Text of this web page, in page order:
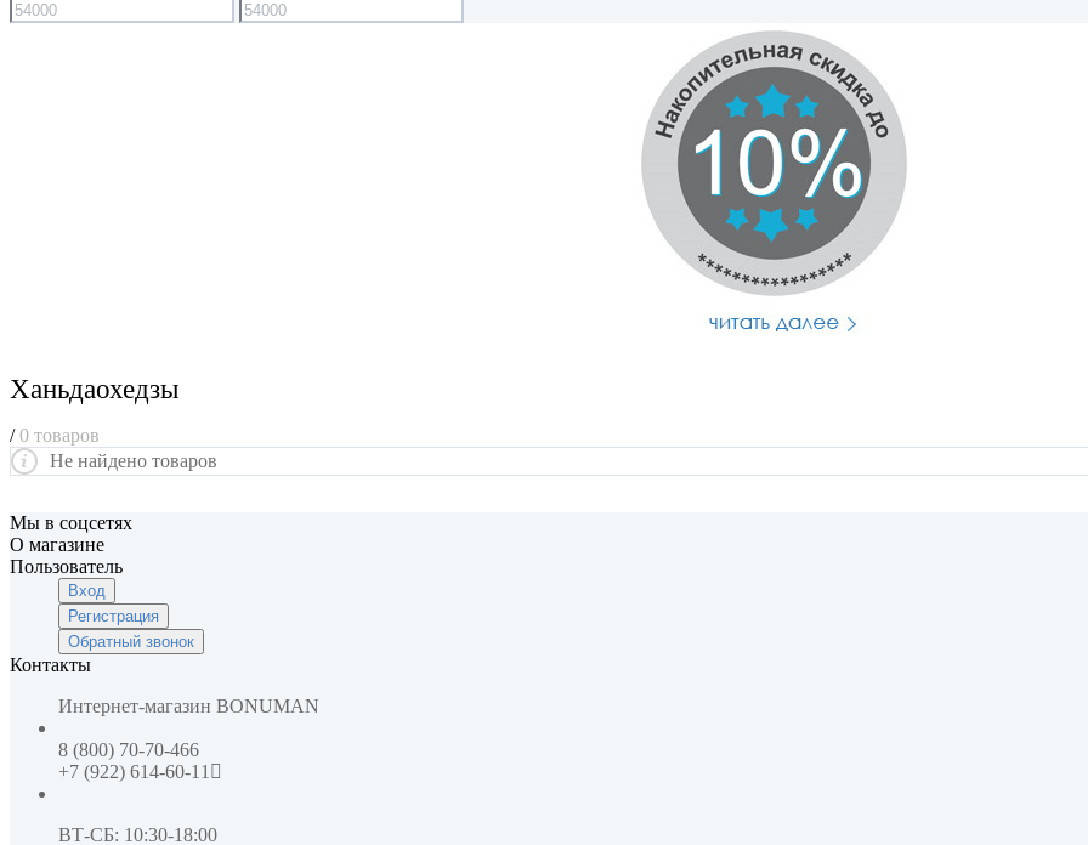
Ханьдаохедзы
/ 0 товаров
Не найдено товаров
Мы в соцсетях
О магазине
Пользователь
Вход
Регистрация
Обратный звонок
Контакты
Интернет-магазин BONUMAN
8 (800) 70-70-466
+7 (922) 614-60-11
ВТ-СБ: 10:30-18:00